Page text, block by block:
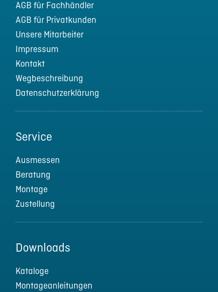
AGB für Fachhändler
AGB für Privatkunden
Unsere Mitarbeiter
Impressum
Kontakt
Wegbeschreibung
Datenschutzerklärung
Service
Ausmessen
Beratung
Montage
Zustellung
Downloads
Kataloge
Montageanleitungen